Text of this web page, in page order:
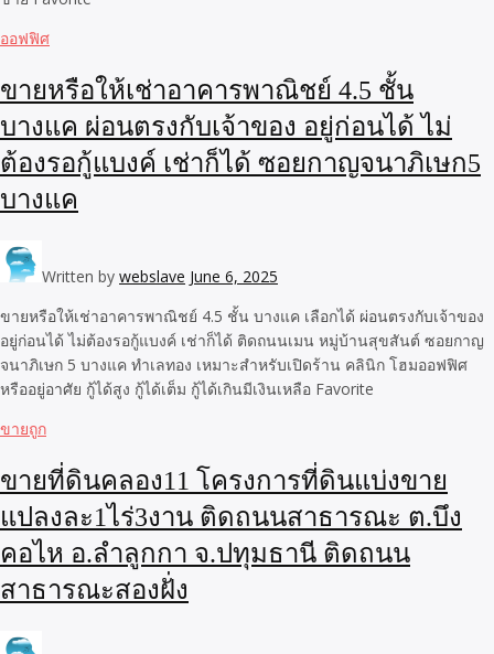
ออฟฟิศ
ขายหรือให้เช่าอาคารพาณิชย์ 4.5 ชั้น
บางแค ผ่อนตรงกับเจ้าของ อยู่ก่อนได้ ไม่
ต้องรอกู้แบงค์ เช่าก็ได้ ซอยกาญจนาภิเษก5
บางแค
Written by webslave June 6, 2025
ขายหรือให้เช่าอาคารพาณิชย์ 4.5 ชั้น บางแค เลือกได้ ผ่อนตรงกับเจ้าของ
อยู่ก่อนได้ ไม่ต้องรอกู้แบงค์ เช่าก็ได้ ติดถนนเมน หมู่บ้านสุขสันต์ ซอยกาญ
จนาภิเษก 5 บางแค ทำเลทอง เหมาะสำหรับเปิดร้าน คลินิก โฮมออฟฟิศ
หรืออยู่อาศัย กู้ได้สูง กู้ได้เต็ม กู้ได้เกินมีเงินเหลือ Favorite
ขายถูก
ขายที่ดินคลอง11 โครงการที่ดินแบ่งขาย
แปลงละ1ไร่3งาน ติดถนนสาธารณะ ต.บึง
คอไห อ.ลําลูกกา จ.ปทุมธานี ติดถนน
สาธารณะสองฝั่ง